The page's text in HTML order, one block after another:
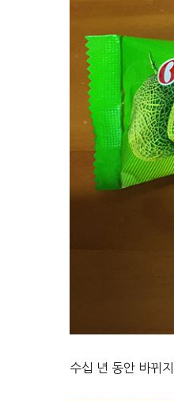
수십 년 동안 바뀌